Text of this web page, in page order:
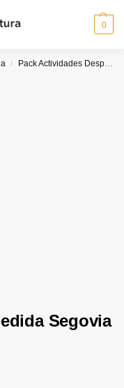
0
/ Pack Actividades Despedida
Segovia